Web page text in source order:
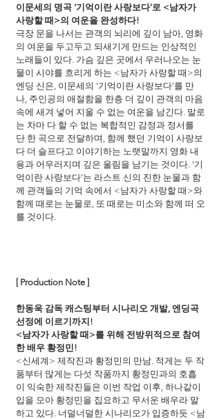
이문세의 명곡 ‘기억이란 사랑보다’로 <남자가
사랑할 때>의 여운을 완성하다!
극장 문을 나서는 관객의 뇌리에 깊이 남아, 영화
의 여운을 두고두고 되새기게 만드는 인상적인
노래들이 있다. 가슴 깊은 곳에서 우러나오는 눈
물이 시야를 흐리게 하는 <남자가 사랑할 때>의
엔딩 신은, 이문세의 ‘기억이란 사랑보다’를 만
나, 주인공의 애절함을 한층 더 깊이 관객의 마음
속에 새겨 넣어 지울 수 없는 여운을 남긴다. 말로
는 차마 다 할 수 없는 복합적인 감정과 정서를
단 한 곡으로 전달하며, 함께 했던 기억이 사랑보
다 더 슬프다고 이야기하는 노랫말까지 영화 내
용과 어우러지며 깊은 울림을 남기는 것이다. ‘기
억이란 사랑보다’는 라스트 신의 진한 눈물과 함
께 관객들의 기억 속에서 <남자가 사랑할 때>와
함께 때로는 눈물로, 또 때로는 미소와 함께 떠 오
를 것이다.
[ Production Note ]
한동욱 감독 캐스팅부터 시나리오 개발, 엔딩곡
선정에 이르기까지!
<남자가 사랑할 때>를 위해 전방위적으로 참여
한 배우 황정민!
<신세계> 제작진과 황정민의 만남. 적게는 두 작
품부터 많게는 다섯 작품까지 황정민과의 호흡
이 익숙한 제작진들은 이번 작업 이후, 하나같이
입을 모아 황정민을 집요하고 무서운 배우라 말
하고 있다. 너덜너덜한 시나리오가 입증하듯 <남